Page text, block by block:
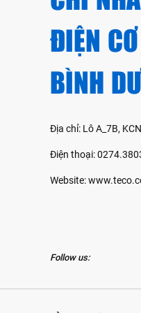
ĐIỆN
BÌNH
Địa chỉ: Lô A_7B,
Điện thoại:
Website:
Follow us: